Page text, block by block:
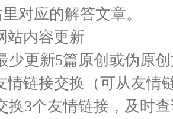
对应的解答文章。
内容更新
少更新5篇原创或伪原
接交换（可从友情链
换3个友情链接，及时